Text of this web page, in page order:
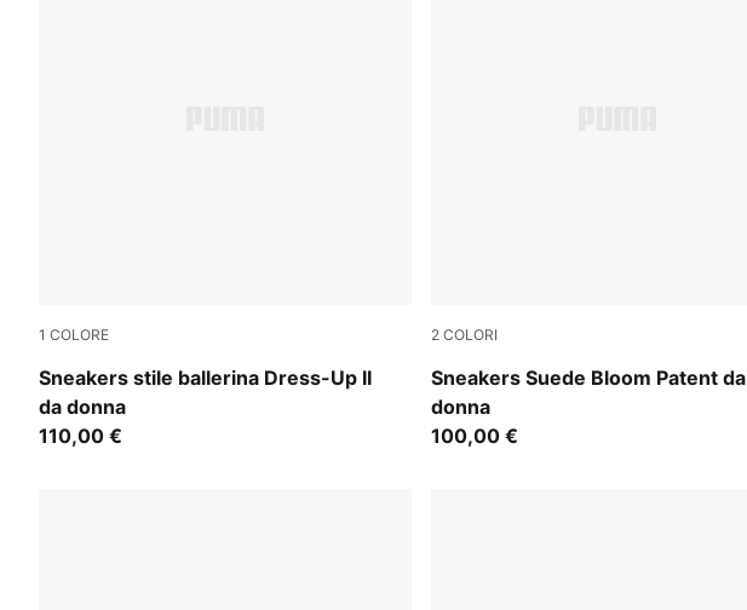
1 COLORE
Sneakers stile ballerina Dress-Up II
da donna
Glacial Gray-PUMA Black
110,00 €
2 COLORI
Sneakers Suede Bloom Patent da
donna
PUMA White-Feather Gray
100,00 €